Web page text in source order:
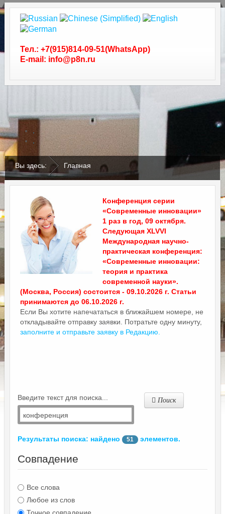
Тел.: +7(915)814-09-51(WhatsApp)
E-mail: info@p8n.ru
Вы здесь: Главная
Конференция серии
«Современные инновации»
1 раз в год, 09 октября.
Следующая XLVVI
Международная научно-
практическая конференция:
«Современные инновации:
теория и практика
современной науки».
(Москва, Россия) состоится - 09.10.2026 г. Статьи
принимаются до 06.10.2026 г.
Если Вы хотите напечататься в ближайшем номере, не
откладывайте отправку заявки. Потратьте одну минуту,
заполните и отправьте заявку в Редакцию.
Введите текст для поиска... Поиск
Результаты поиска: найдено 51 элементов.
Совпадение
Все слова
Любое из слов
Точное совпадение